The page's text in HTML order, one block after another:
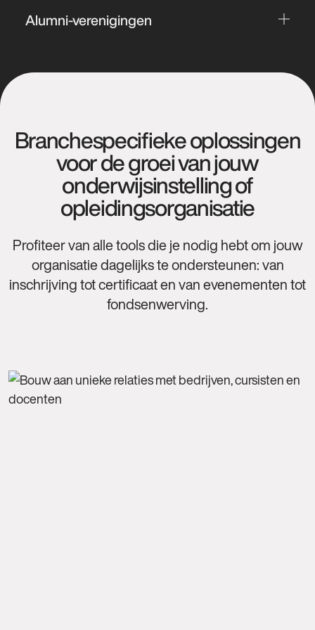
van je cursussen en/of opleidingen.
financiering met behulp van fondsenwerving.
Alumni-verenigingen
Branchespecifieke oplossingen
voor de groei van jouw
onderwijsinstelling of
opleidingsorganisatie
Profiteer van alle tools die je nodig hebt om jouw
organisatie dagelijks te ondersteunen: van
inschrijving tot certificaat en van evenementen tot
fondsenwerving.